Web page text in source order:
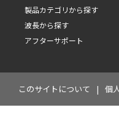
製品カテゴリから探す
波長から探す
アフターサポート
このサイトについて 個